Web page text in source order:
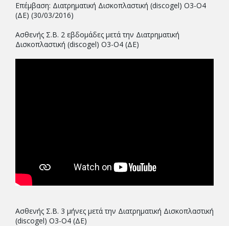
Επέμβαση: Διατρηματική Δισκοπλαστική (discogel) Ο3-Ο4
(ΔΕ) (30/03/2016)
Ασθενής Σ.Β. 2 εβδομάδες μετά την Διατρηματική
Δισκοπλαστική (discogel) Ο3-Ο4 (ΔΕ)
Ασθενής Σ.Β. 3 μήνες μετά την Διατρηματική Δισκοπλαστική
(discogel) Ο3-Ο4 (ΔΕ)